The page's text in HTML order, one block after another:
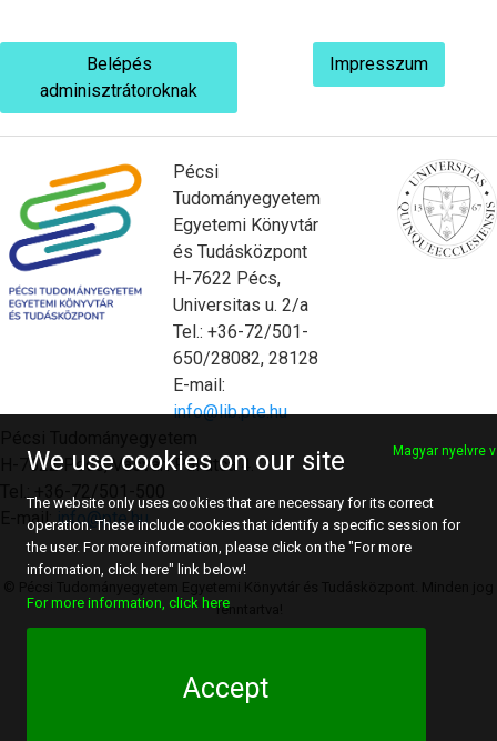
Belépés
adminisztrátoroknak
Impresszum
Pécsi
Tudományegyetem
Egyetemi Könyvtár
és Tudásközpont
H-7622 Pécs,
Universitas u. 2/a
Tel.: +36-72/501-
650/28082, 28128
E-mail:
info@lib.pte.hu
H-7622 Pécs, Vasvári Pál utca 4.
E-mail:info@pte.hu
fenntartva!
We use cookies on our site Magyar nyelvre
The website only uses cookies that are necessary for its correct
operation. These include cookies that identify a specific session for
the user. For more information, please click on the "For more
information, click here" link below!
For more information, click here
Accept